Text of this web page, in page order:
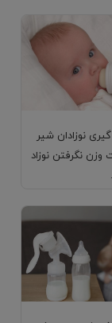
نوزادان شیر
نگرفتن نوزاد